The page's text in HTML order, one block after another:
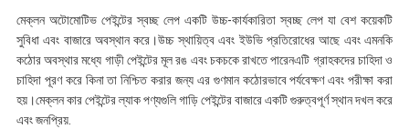
মেক্লন অটোমোটিভ পেইন্টের স্বচ্ছ লেপ একটি উচ্চ-কার্যকারিতা স্বচ্ছ লেপ যা বেশ কয়েকটি
সুবিধা এবং বাজারে অবস্থান করে।উচ্চ স্থায়িত্ব এবং ইউভি প্রতিরোধের আছে এবং এমনকি
কঠোর অবস্থার মধ্যে গাড়ী পেইন্টের মূল রঙ এবং চকচকে রাখতে পারেনএটি গ্রাহকদের চাহিদা ও
চাহিদা পূরণ করে কিনা তা নিশ্চিত করার জন্য এর গুণমান কঠোরভাবে পর্যবেক্ষণ এবং পরীক্ষা করা
হয়।মেক্লন কার পেইন্টের ল্যাক পণ্যগুলি গাড়ি পেইন্টের বাজারে একটি গুরুত্বপূর্ণ স্থান দখল করে
এবং জনপ্রিয়.